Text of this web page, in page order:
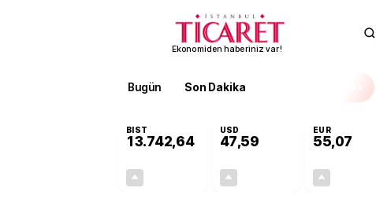
Ekonomiden haberiniz var!
Bugün Son Dakika
BIST
13.742,64
USD
47,59
EUR
55,07